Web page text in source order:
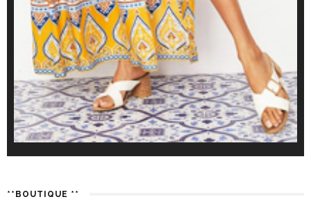
**BOUTIQUE **